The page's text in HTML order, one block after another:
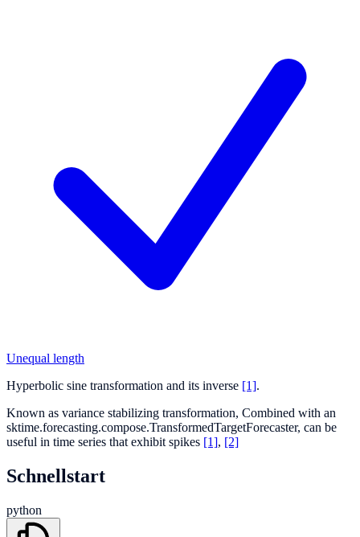
Unequal length
Hyperbolic sine transformation and its inverse [1].
Known as variance stabilizing transformation, Combined with an
sktime.forecasting.compose.TransformedTargetForecaster, can be
useful in time series that exhibit spikes [1], [2]
Schnellstart
python